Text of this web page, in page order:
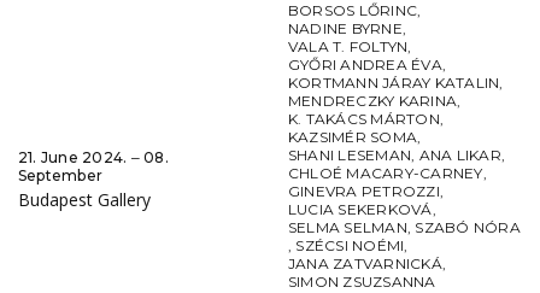
21. June 2024. ‒ 08.
September
Budapest Gallery
BORSOS LŐRINC,
NADINE BYRNE,
VALA T. FOLTYN,
GYŐRI ANDREA ÉVA,
KORTMANN JÁRAY KATALIN,
MENDRECZKY KARINA,
K. TAKÁCS MÁRTON,
KAZSIMÉR SOMA,
SHANI LESEMAN, ANA LIKAR,
CHLOÉ MACARY-CARNEY,
GINEVRA PETROZZI,
LUCIA SEKERKOVÁ,
SELMA SELMAN, SZABÓ NÓRA
, SZÉCSI NOÉMI,
JANA ZATVARNICKÁ,
SIMON ZSUZSANNA